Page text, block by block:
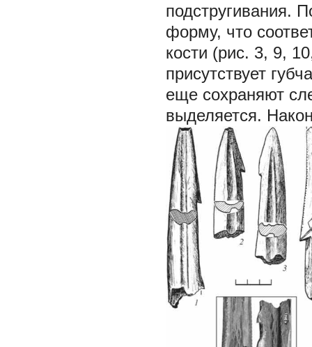
подстругивания.
форму, что
кости (рис. 3, 9,
присутствует
еще сохраняют
выделяется.